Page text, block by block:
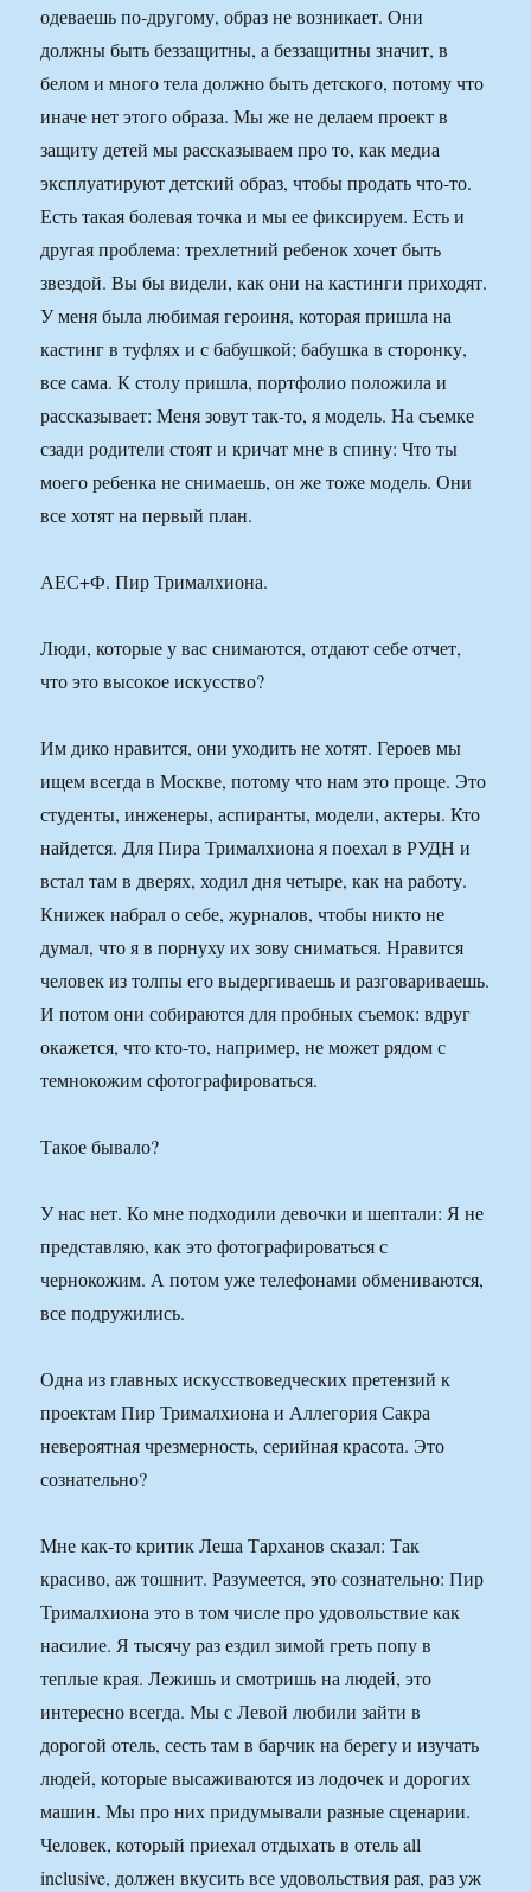
одеваешь по-другому, образ не возникает. Они
должны быть беззащитны, а беззащитны значит, в
белом и много тела должно быть детского, потому что
иначе нет этого образа. Мы же не делаем проект в
защиту детей мы рассказываем про то, как медиа
эксплуатируют детский образ, чтобы продать что-то.
Есть такая болевая точка и мы ее фиксируем. Есть и
другая проблема: трехлетний ребенок хочет быть
звездой. Вы бы видели, как они на кастинги приходят.
У меня была любимая героиня, которая пришла на
кастинг в туфлях и с бабушкой; бабушка в сторонку,
все сама. К столу пришла, портфолио положила и
рассказывает: Меня зовут так-то, я модель. На съемке
сзади родители стоят и кричат мне в спину: Что ты
моего ребенка не снимаешь, он же тоже модель. Они
все хотят на первый план.
АЕС+Ф. Пир Трималхиона.
Люди, которые у вас снимаются, отдают себе отчет,
что это высокое искусство?
Им дико нравится, они уходить не хотят. Героев мы
ищем всегда в Москве, потому что нам это проще. Это
студенты, инженеры, аспиранты, модели, актеры. Кто
найдется. Для Пира Трималхиона я поехал в РУДН и
встал там в дверях, ходил дня четыре, как на работу.
Книжек набрал о себе, журналов, чтобы никто не
думал, что я в порнуху их зову сниматься. Нравится
человек из толпы его выдергиваешь и разговариваешь.
И потом они собираются для пробных съемок: вдруг
окажется, что кто-то, например, не может рядом с
темнокожим сфотографироваться.
Такое бывало?
У нас нет. Ко мне подходили девочки и шептали: Я не
представляю, как это фотографироваться с
чернокожим. А потом уже телефонами обмениваются,
все подружились.
Одна из главных искусствоведческих претензий к
проектам Пир Трималхиона и Аллегория Сакра
невероятная чрезмерность, серийная красота. Это
сознательно?
Мне как-то критик Леша Тарханов сказал: Так
красиво, аж тошнит. Разумеется, это сознательно: Пир
Трималхиона это в том числе про удовольствие как
насилие. Я тысячу раз ездил зимой греть попу в
теплые края. Лежишь и смотришь на людей, это
интересно всегда. Мы с Левой любили зайти в
дорогой отель, сесть там в барчик на берегу и изучать
людей, которые высаживаются из лодочек и дорогих
машин. Мы про них придумывали разные сценарии.
Человек, который приехал отдыхать в отель all
inclusive, должен вкусить все удовольствия рая, раз уж